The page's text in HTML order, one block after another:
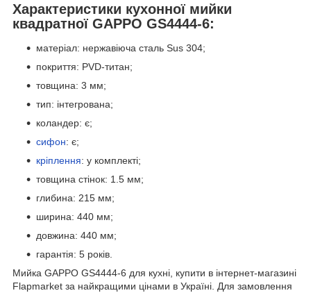
Характеристики кухонної мийки
квадратної GAPPO GS4444-6:
матеріал: нержавіюча сталь Sus 304;
покриття: PVD-титан;
товщина: 3 мм;
тип: інтегрована;
коландер: є;
сифон: є;
кріплення: у комплекті;
товщина стінок: 1.5 мм;
глибина: 215 мм;
ширина: 440 мм;
довжина: 440 мм;
гарантія: 5 років.
Мийка GAPPO GS4444-6 для кухні, купити в інтернет-магазині
Flapmarket за найкращими цінами в Україні. Для замовлення